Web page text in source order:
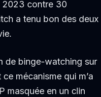
2023 contre 30
a tenu bon des deux
de binge-watching sur
mécanisme qui m’a
masquée en un clin